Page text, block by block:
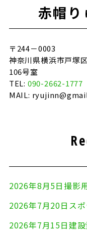
赤帽り
〒244－0003
神奈川県横浜市戸塚
106号室
TEL: 090-2662-1777
MAIL: